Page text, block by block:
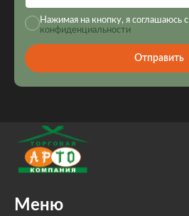
Нажимая на кнопку, я соглашаюсь с
конфиденциальности
Отправить
Меню